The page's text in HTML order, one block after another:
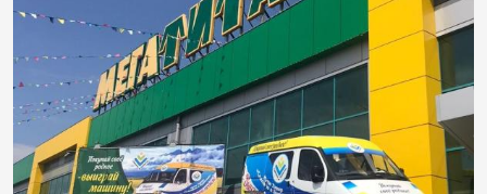
Версия для слабовидящих
8 (3012) 411-099
Телефон доверия